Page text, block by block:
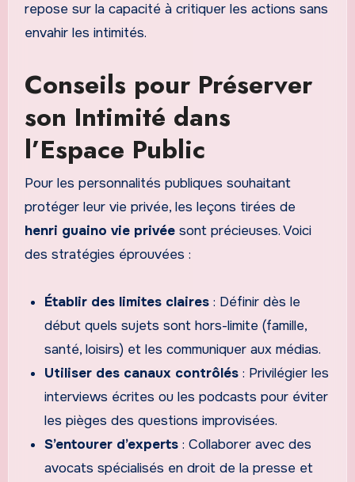
repose sur la capacité à critiquer les actions sans
envahir les intimités.
Conseils pour Préserver
son Intimité dans
l’Espace Public
Pour les personnalités publiques souhaitant
protéger leur vie privée, les leçons tirées de
henri guaino vie privéesont précieuses. Voici
des stratégies éprouvées :
Établir des limites claires : Définir dès le
début quels sujets sont hors-limite (famille,
santé, loisirs) et les communiquer aux médias.
Utiliser des canaux contrôlés : Privilégier les
interviews écrites ou les podcasts pour éviter
les pièges des questions improvisées.
S’entourer d’experts : Collaborer avec des
avocats spécialisés en droit de la presse et